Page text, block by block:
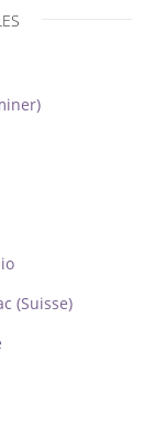
(Suisse)